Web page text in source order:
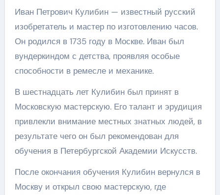
Иван Петрович Кулибин — известный русский
изобретатель и мастер по изготовлению часов.
Он родился в 1735 году в Москве. Иван был
вундеркиндом с детства, проявляя особые
способности в ремесле и механике.
В шестнадцать лет Кулибин был принят в
Московскую мастерскую. Его талант и эрудиция
привлекли внимание местных знатных людей, в
результате чего он был рекомендован для
обучения в Петербургской Академии Искусств.
После окончания обучения Кулибин вернулся в
Москву и открыл свою мастерскую, где